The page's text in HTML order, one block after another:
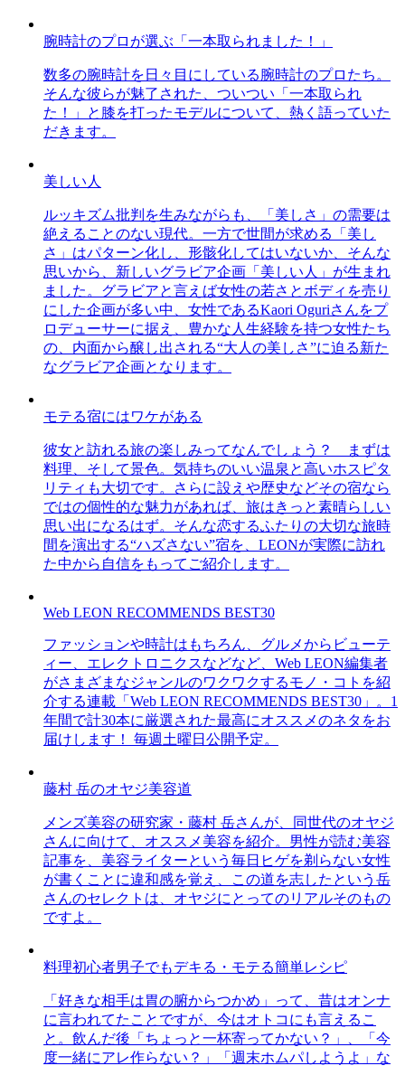
腕時計のプロが選ぶ「一本取られました！」
数多の腕時計を日々目にしている腕時計のプロたち。
そんな彼らが魅了された、ついつい「一本取られ
た！」と膝を打ったモデルについて、熱く語っていた
だきます。
美しい人
ルッキズム批判を生みながらも、「美しさ」の需要は
絶えることのない現代。一方で世間が求める「美し
さ」はパターン化し、形骸化してはいないか、そんな
思いから、新しいグラビア企画「美しい人」が生まれ
ました。グラビアと言えば女性の若さとボディを売り
にした企画が多い中、女性であるKaori Oguriさんをプ
ロデューサーに据え、豊かな人生経験を持つ女性たち
の、内面から醸し出される“大人の美しさ”に迫る新た
なグラビア企画となります。
モテる宿にはワケがある
彼女と訪れる旅の楽しみってなんでしょう？ まずは
料理、そして景色。気持ちのいい温泉と高いホスピタ
リティも大切です。さらに設えや歴史などその宿なら
ではの個性的な魅力があれば、旅はきっと素晴らしい
思い出になるはず。そんな恋するふたりの大切な旅時
間を演出する“ハズさない”宿を、LEONが実際に訪れ
た中から自信をもってご紹介します。
Web LEON RECOMMENDS BEST30
ファッションや時計はもちろん、グルメからビューテ
ィー、エレクトロニクスなどなど、Web LEON編集者
がさまざまなジャンルのワクワクするモノ・コトを紹
介する連載「Web LEON RECOMMENDS BEST30」。1
年間で計30本に厳選された最高にオススメのネタをお
届けします！ 毎週土曜日公開予定。
藤村 岳のオヤジ美容道
メンズ美容の研究家・藤村 岳さんが、同世代のオヤジ
さんに向けて、オススメ美容を紹介。男性が読む美容
記事を、美容ライターという毎日ヒゲを剃らない女性
が書くことに違和感を覚え、この道を志したという岳
さんのセレクトは、オヤジにとってのリアルそのもの
ですよ。
料理初心者男子でもデキる・モテる簡単レシピ
「好きな相手は胃の腑からつかめ」って、昔はオンナ
に言われてたことですが、今はオトコにも言えるこ
と。飲んだ後「ちょっと一杯寄ってかない？」、「今
度一緒にアレ作らない？」「週末ホムパしようよ」な